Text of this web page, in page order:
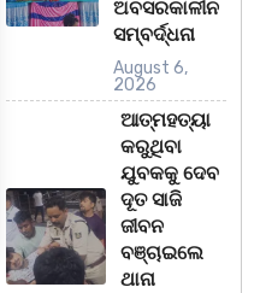
ଅବସରକାଳୀନ
ସମ୍ବର୍ଦ୍ଧନା
August 6,
2026
ଆତ୍ମହତ୍ୟା
କରୁଥିବା
ଯୁବକକୁ ଦେବ
ଦୂତ ସାଜି
ଜୀବନ
ବଞ୍ଚାଇଲେ
ଥାନା